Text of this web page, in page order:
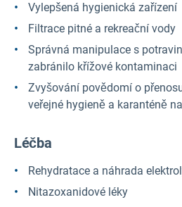
Vylepšená hygienická zařízení
Filtrace pitné a rekreační vody
Správná manipulace s
zabránilo křížové kontaminaci
Zvyšování povědomí o
veřejné hygieně a karanténě
Léčba
Rehydratace a náhrada
Nitazoxanidové léky